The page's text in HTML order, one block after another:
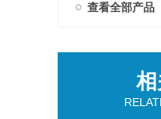
查看全部产品